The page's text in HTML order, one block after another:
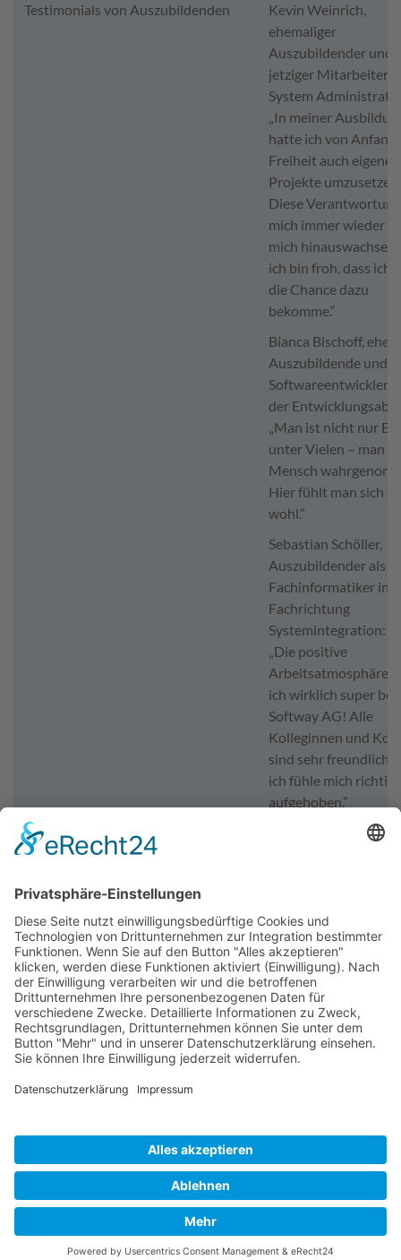
Testimonials von Auszubildenden
Kevin Weinrich,
ehemaliger
Auszubildender und
jetziger Mitarbeiter
System
„In meiner
hatte ich von Anfang
Freiheit auch eigene
Projekte umzusetzen.
Diese
mich immer wieder
mich hinauswachsen
ich bin froh, dass ich
die Chance dazu
bekomme.“
Bianca Bischoff,
Auszubildende und
der
„Man ist nicht nur
unter Vielen – man
Mensch
Hier fühlt man sich
wohl.”
Sebastian Schöller,
Auszubildender als
Fachinformatiker in
Fachrichtung
Systemintegration:
„Die positive
Arbeitsatmosphäre
ich wirklich super bei
Softway AG! Alle
Kolleginnen und
sind sehr freundlich
ich fühle mich richtig
aufgehoben.”
um den YouTube Video-Service
zu laden!
Wir verwenden einen Service eines Drittanbieters,
um Videoinhalte einzubetten. Dieser Service kann
Daten zu Ihren Aktivitäten sammeln. Bitte lesen Sie
die Details durch und stimmen Sie der Nutzung des
Service zu, um dieses Video anzusehen.
Usercentrics Consent Management
Platform&eRecht24
Veranstalter und Organisator: Landkreis Forchheim |
Partner: Netzwerk SchuleWirtschaft Forchheim
Datenschutz·